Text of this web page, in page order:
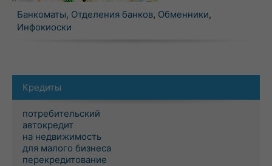
Банкоматы, Отделения банков, Обменники,
Инфокиоски
Кредиты
потребительский
автокредит
на недвижимость
для малого бизнеса
перекредитование